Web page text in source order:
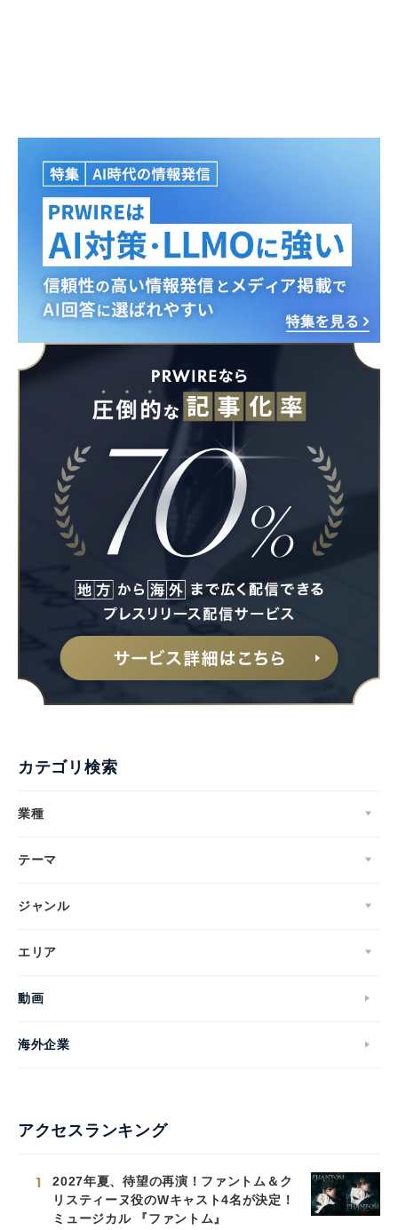
カテゴリ検索
業種
テーマ
ジャンル
エリア
動画
海外企業
アクセスランキング
1
2027年夏、待望の再演！ファントム＆ク
リスティーヌ役のWキャスト4名が決定！
ミュージカル 『ファントム』
Japanese